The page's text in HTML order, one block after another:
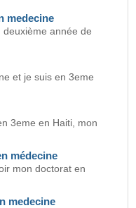
medecine
année de
et je suis en 3eme
3eme en Haiti, mon
médecine
mon doctorat en
medecine